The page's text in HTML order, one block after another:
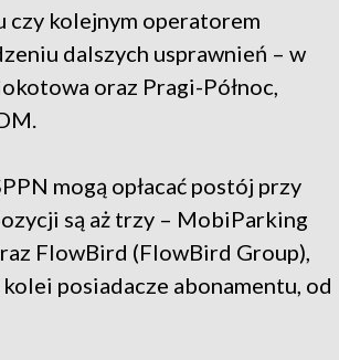
czy kolejnym operatorem
dalszych usprawnień – w
oraz Pragi-Północ,
mogą opłacać postój przy
są aż trzy – MobiParking
FlowBird (FlowBird Group),
posiadacze abonamentu, od